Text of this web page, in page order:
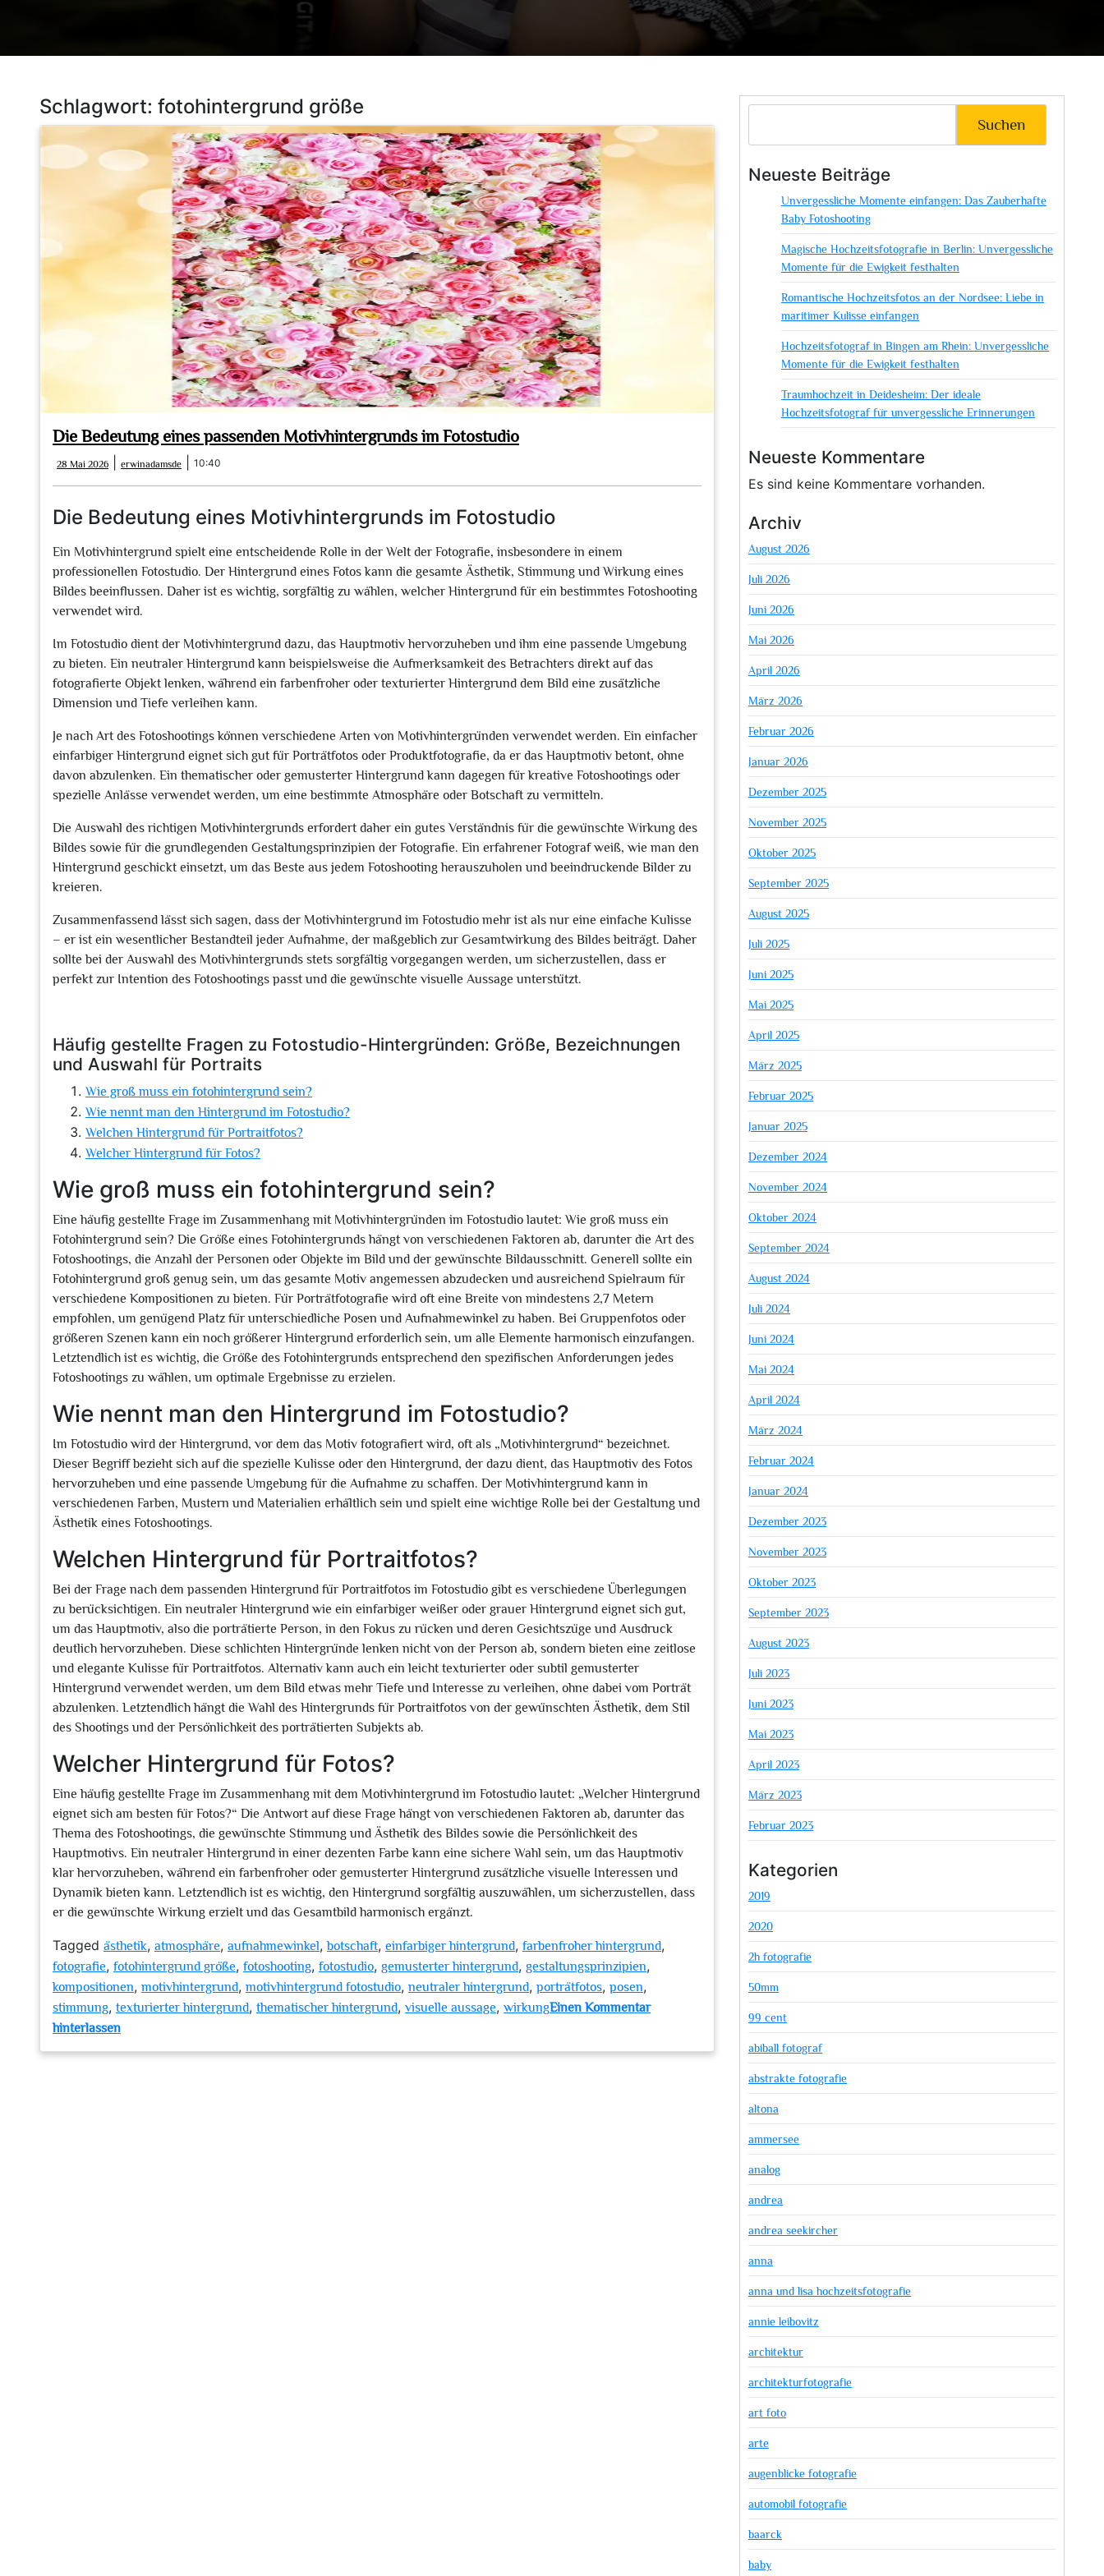
Schlagwort: fotohintergrund größe
Die Bedeutung eines passenden Motivhintergrunds im Fotostudio
28 Mai 2026
Mai
2026
erwinadamsde erwinadamsde
10:40
Die Bedeutung eines Motivhintergrunds im Fotostudio
Ein Motivhintergrund spielt eine entscheidende Rolle in der Welt der Fotografie, insbesondere in einem
professionellen Fotostudio. Der Hintergrund eines Fotos kann die gesamte Ästhetik, Stimmung und Wirkung eines
Bildes beeinflussen. Daher ist es wichtig, sorgfältig zu wählen, welcher Hintergrund für ein bestimmtes Fotoshooting
verwendet wird.
Im Fotostudio dient der Motivhintergrund dazu, das Hauptmotiv hervorzuheben und ihm eine passende Umgebung
zu bieten. Ein neutraler Hintergrund kann beispielsweise die Aufmerksamkeit des Betrachters direkt auf das
fotografierte Objekt lenken, während ein farbenfroher oder texturierter Hintergrund dem Bild eine zusätzliche
Dimension und Tiefe verleihen kann.
Je nach Art des Fotoshootings können verschiedene Arten von Motivhintergründen verwendet werden. Ein einfacher
einfarbiger Hintergrund eignet sich gut für Porträtfotos oder Produktfotografie, da er das Hauptmotiv betont, ohne
davon abzulenken. Ein thematischer oder gemusterter Hintergrund kann dagegen für kreative Fotoshootings oder
spezielle Anlässe verwendet werden, um eine bestimmte Atmosphäre oder Botschaft zu vermitteln.
Die Auswahl des richtigen Motivhintergrunds erfordert daher ein gutes Verständnis für die gewünschte Wirkung des
Bildes sowie für die grundlegenden Gestaltungsprinzipien der Fotografie. Ein erfahrener Fotograf weiß, wie man den
Hintergrund geschickt einsetzt, um das Beste aus jedem Fotoshooting herauszuholen und beeindruckende Bilder zu
kreieren.
Zusammenfassend lässt sich sagen, dass der Motivhintergrund im Fotostudio mehr ist als nur eine einfache Kulisse
– er ist ein wesentlicher Bestandteil jeder Aufnahme, der maßgeblich zur Gesamtwirkung des Bildes beiträgt. Daher
sollte bei der Auswahl des Motivhintergrunds stets sorgfältig vorgegangen werden, um sicherzustellen, dass er
perfekt zur Intention des Fotoshootings passt und die gewünschte visuelle Aussage unterstützt.
Häufig gestellte Fragen zu Fotostudio-Hintergründen: Größe, Bezeichnungen
und Auswahl für Portraits
Wie groß muss ein fotohintergrund sein?
Wie nennt man den Hintergrund im Fotostudio?
Welchen Hintergrund für Portraitfotos?
Welcher Hintergrund für Fotos?
Wie groß muss ein fotohintergrund sein?
Eine häufig gestellte Frage im Zusammenhang mit Motivhintergründen im Fotostudio lautet: Wie groß muss ein
Fotohintergrund sein? Die Größe eines Fotohintergrunds hängt von verschiedenen Faktoren ab, darunter die Art des
Fotoshootings, die Anzahl der Personen oder Objekte im Bild und der gewünschte Bildausschnitt. Generell sollte ein
Fotohintergrund groß genug sein, um das gesamte Motiv angemessen abzudecken und ausreichend Spielraum für
verschiedene Kompositionen zu bieten. Für Porträtfotografie wird oft eine Breite von mindestens 2,7 Metern
empfohlen, um genügend Platz für unterschiedliche Posen und Aufnahmewinkel zu haben. Bei Gruppenfotos oder
größeren Szenen kann ein noch größerer Hintergrund erforderlich sein, um alle Elemente harmonisch einzufangen.
Letztendlich ist es wichtig, die Größe des Fotohintergrunds entsprechend den spezifischen Anforderungen jedes
Fotoshootings zu wählen, um optimale Ergebnisse zu erzielen.
Wie nennt man den Hintergrund im Fotostudio?
Im Fotostudio wird der Hintergrund, vor dem das Motiv fotografiert wird, oft als „Motivhintergrund“ bezeichnet.
Dieser Begriff bezieht sich auf die spezielle Kulisse oder den Hintergrund, der dazu dient, das Hauptmotiv des Fotos
hervorzuheben und eine passende Umgebung für die Aufnahme zu schaffen. Der Motivhintergrund kann in
verschiedenen Farben, Mustern und Materialien erhältlich sein und spielt eine wichtige Rolle bei der Gestaltung und
Ästhetik eines Fotoshootings.
Welchen Hintergrund für Portraitfotos?
Bei der Frage nach dem passenden Hintergrund für Portraitfotos im Fotostudio gibt es verschiedene Überlegungen
zu berücksichtigen. Ein neutraler Hintergrund wie ein einfarbiger weißer oder grauer Hintergrund eignet sich gut,
um das Hauptmotiv, also die porträtierte Person, in den Fokus zu rücken und deren Gesichtszüge und Ausdruck
deutlich hervorzuheben. Diese schlichten Hintergründe lenken nicht von der Person ab, sondern bieten eine zeitlose
und elegante Kulisse für Portraitfotos. Alternativ kann auch ein leicht texturierter oder subtil gemusterter
Hintergrund verwendet werden, um dem Bild etwas mehr Tiefe und Interesse zu verleihen, ohne dabei vom Porträt
abzulenken. Letztendlich hängt die Wahl des Hintergrunds für Portraitfotos von der gewünschten Ästhetik, dem Stil
des Shootings und der Persönlichkeit des porträtierten Subjekts ab.
Welcher Hintergrund für Fotos?
Eine häufig gestellte Frage im Zusammenhang mit dem Motivhintergrund im Fotostudio lautet: „Welcher Hintergrund
eignet sich am besten für Fotos?“ Die Antwort auf diese Frage hängt von verschiedenen Faktoren ab, darunter das
Thema des Fotoshootings, die gewünschte Stimmung und Ästhetik des Bildes sowie die Persönlichkeit des
Hauptmotivs. Ein neutraler Hintergrund in einer dezenten Farbe kann eine sichere Wahl sein, um das Hauptmotiv
klar hervorzuheben, während ein farbenfroher oder gemusterter Hintergrund zusätzliche visuelle Interessen und
Dynamik bieten kann. Letztendlich ist es wichtig, den Hintergrund sorgfältig auszuwählen, um sicherzustellen, dass
er die gewünschte Wirkung erzielt und das Gesamtbild harmonisch ergänzt.
Tagged ästhetik, atmosphäre, aufnahmewinkel,botschaft, einfarbiger hintergrund, farbenfroher hintergrund,
fotografie, fotohintergrund größe, fotoshooting, fotostudio, gemusterter hintergrund, gestaltungsprinzipien,
kompositionen, motivhintergrund, motivhintergrund fotostudio, neutraler hintergrund, porträtfotos, posen,
stimmung, texturierter hintergrund, thematischer hintergrund, visuelle aussage, wirkungEinen Kommentar
hinterlassenzu
Suchen
Neueste Beiträge
Unvergessliche Momente einfangen: Das Zauberhafte
Baby Fotoshooting
Magische Hochzeitsfotografie in Berlin: Unvergessliche
Momente für die Ewigkeit festhalten
Romantische Hochzeitsfotos an der Nordsee: Liebe in
maritimer Kulisse einfangen
Hochzeitsfotograf in Bingen am Rhein: Unvergessliche
Momente für die Ewigkeit festhalten
Traumhochzeit in Deidesheim: Der ideale
Hochzeitsfotograf für unvergessliche Erinnerungen
Neueste Kommentare
Es sind keine Kommentare vorhanden.
Archiv
August 2026
Juli 2026
Juni 2026
Mai 2026
April 2026
März 2026
Februar 2026
Januar 2026
Dezember 2025
November 2025
Oktober 2025
September 2025
August 2025
Juli 2025
Juni 2025
Mai 2025
April 2025
März 2025
Februar 2025
Januar 2025
Dezember 2024
November 2024
Oktober 2024
September 2024
August 2024
Juli 2024
Juni 2024
Mai 2024
April 2024
März 2024
Februar 2024
Januar 2024
Dezember 2023
November 2023
Oktober 2023
September 2023
August 2023
Juli 2023
Juni 2023
Mai 2023
April 2023
März 2023
Februar 2023
Kategorien
2019
2020
2h fotografie
50mm
99 cent
abiball fotograf
abstrakte fotografie
altona
ammersee
analog
andrea
andrea seekircher
anna
anna und lisa hochzeitsfotografie
annie leibovitz
architektur
architekturfotografie
art foto
arte
augenblicke fotografie
automobil fotografie
baarck
baby